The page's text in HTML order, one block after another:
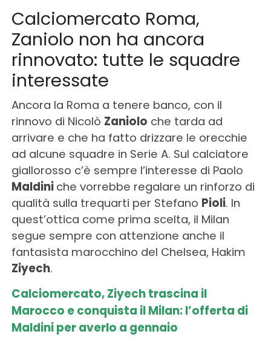
Calciomercato Roma,
Zaniolo non ha ancora
rinnovato: tutte le squadre
interessate
Ancora la Roma a tenere banco, con il
rinnovo di Nicolò Zaniolo che tarda ad
arrivare e che ha fatto drizzare le orecchie
ad alcune squadre in Serie A. Sul calciatore
giallorosso c’è sempre l’interesse di Paolo
Maldini che vorrebbe regalare un rinforzo di
qualità sulla trequarti per Stefano Pioli. In
quest’ottica come prima scelta, il Milan
segue sempre con attenzione anche il
fantasista marocchino del Chelsea, Hakim
Ziyech.
Calciomercato, Ziyech trascina il
Marocco e conquista il Milan: l’offerta di
Maldini per averlo a gennaio